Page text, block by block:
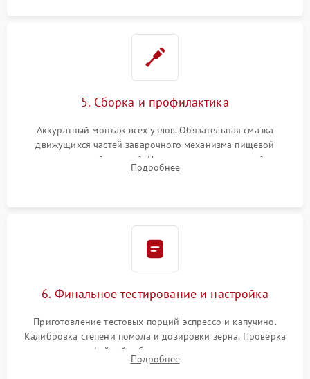
5. Сборка и профилактика
Аккуратный монтаж всех узлов. Обязательная смазка
движущихся частей заварочного механизма пищевой
силиконовой смазкой. Проведение программной
декальцинации и очистки системы от кофейных масел.
Подробнее
6. Финальное тестирование и настройка
Приготовление тестовых порций эспрессо и капучино.
Калибровка степени помола и дозировки зерна. Проверка
плотности кофейной таблетки, температуры напитка и
качества молочной пены. Контроль отсутствия посторонних
Подробнее